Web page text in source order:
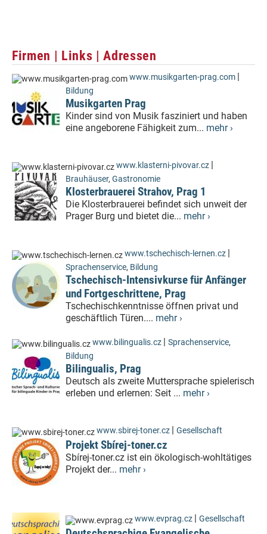
Firmen | Links | Adressen
www.musikgarten-prag.com |
Bildung
Musikgarten Prag
Kinder sind von Musik fasziniert und haben
eine angeborene Fähigkeit zum... mehr ›
www.klasterni-pivovar.cz |
Brauhäuser, Gastronomie
Klosterbrauerei Strahov, Prag 1
Die Klosterbrauerei befindet sich unweit der
Prager Burg und bietet die... mehr ›
www.tschechisch-lernen.cz |
Sprachenservice, Bildung
Tschechisch-Intensivkurse für Anfänger
und Fortgeschrittene, Prag
Tschechischkenntnisse öffnen privat und
geschäftlich Türen.... mehr ›
www.bilingualis.cz | Sprachenservice,
Bildung
Bilingualis, Prag
Deutsch als zweite Muttersprache spielerisch
erleben und erlernen: Seit ... mehr ›
www.sbirej-toner.cz | Gesellschaft
Projekt Sbírej-toner.cz
Sbírej-toner.cz ist ein ökologisch-wohltätiges
Projekt der... mehr ›
www.evprag.cz | Gesellschaft